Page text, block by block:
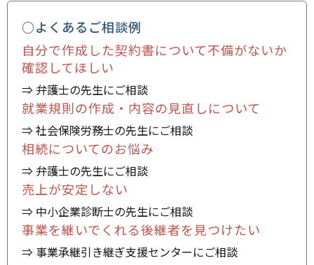
○よくあるご相談例
自分で作成した契約書について不備がないか
確認してほしい
⇒ 弁護士の先生にご相談
就業規則の作成・内容の見直しについて
⇒ 社会保険労務士の先生にご相談
相続についてのお悩み
⇒ 弁護士の先生にご相談
売上が安定しない
⇒ 中小企業診断士の先生にご相談
事業を継いでくれる後継者を見つけたい
⇒ 事業承継引き継ぎ支援センターにご相談